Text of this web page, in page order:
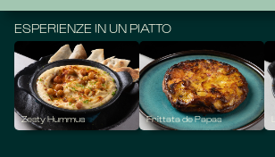
ESPERIENZE IN UN PIATTO
Zesty Hummus Frittata de Papas